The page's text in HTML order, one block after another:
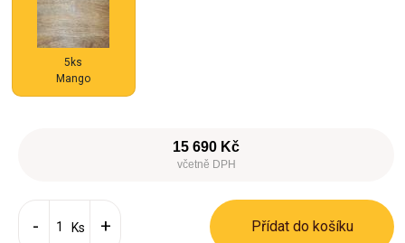
5ks
Mango
15 690 Kč
včetně DPH
Ks Přídat do košíku